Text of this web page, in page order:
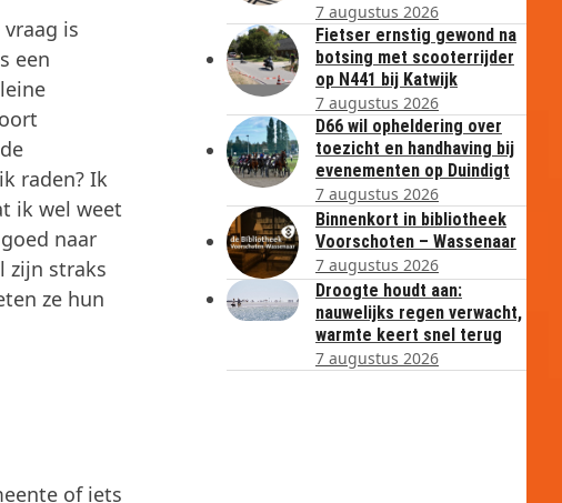
is
een
raden? Ik
ik wel weet
naar
zijn straks
ze hun
of iets
7 augustus 2026
Fietser ernstig gewond na
botsing met scooterrijder
op N441 bij Katwijk
7 augustus 2026
D66 wil opheldering over
toezicht en handhaving bij
evenementen op Duindigt
7 augustus 2026
Binnenkort in bibliotheek
Voorschoten – Wassenaar
7 augustus 2026
Droogte houdt aan:
nauwelijks regen verwacht,
warmte keert snel terug
7 augustus 2026